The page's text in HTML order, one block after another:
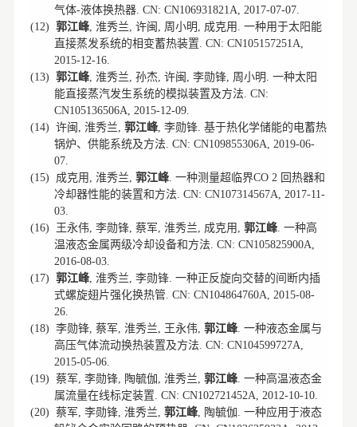
气体‑液体换热器 . CN: CN106931821A, 2017-07-07.
(12) 郭江峰 淮秀兰 许闽 周小明 成克用
一种用于太阳能
直接蒸发系统的相变蓄热装置 . CN: CN105157251A,
2015-12-16.
(13) 郭江峰 淮秀兰 孙杰 许闽 李勋锋 周小明
一种太阳
能直接蒸汽发生系统的模拟装置及方法 . CN:
CN105136506A, 2015-12-09.
(14) 许闽 淮秀兰 郭江峰 李勋锋 基于热化学储能的电蓄热
锅炉、供能系统及方法 . CN: CN109855306A, 2019-06-
07.
(15)
成克用 淮秀兰 郭江峰 一种测量超临界CO 2 回热器和
冷却器性能的装置和方法 . CN: CN107314567A, 2017-11-
03.
(16)
王永伟 李勋锋 蔡军 淮秀兰 成克用 郭江峰 一种高
温液态金属两级冷却设备和方法 . CN: CN105825900A,
2016-08-03.
(17) 郭江峰 淮秀兰 李勋锋 一种正反旋向交替的间断内插
式螺旋翅片强化换热管 . CN: CN104864760A, 2015-08-
26.
(18) 李勋锋 蔡军 淮秀兰 王永伟 郭江峰 一种液态金属与
高压气体流动换热装置及方法 . CN: CN104599727A,
2015-05-06.
(19) 蔡军 李勋锋 陶毓伽 淮秀兰 郭江峰 一种高温液态金
属流量在线标定装置 . CN: CN102721452A, 2012-10-10.
(20) 蔡军 李勋锋 淮秀兰 郭江峰 陶毓伽 一种应用于液态